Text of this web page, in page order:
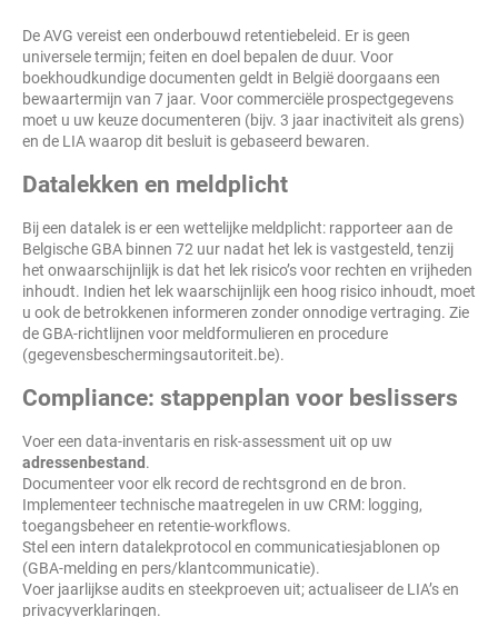
De AVG vereist een onderbouwd retentiebeleid. Er is geen
universele termijn; feiten en doel bepalen de duur. Voor
boekhoudkundige documenten geldt in België doorgaans een
bewaartermijn van 7 jaar. Voor commerciële prospectgegevens
moet u uw keuze documenteren (bijv. 3 jaar inactiviteit als grens)
en de LIA waarop dit besluit is gebaseerd bewaren.
Datalekken en meldplicht
Bij een datalek is er een wettelijke meldplicht: rapporteer aan de
Belgische GBA binnen 72 uur nadat het lek is vastgesteld, tenzij
het onwaarschijnlijk is dat het lek risico’s voor rechten en vrijheden
inhoudt. Indien het lek waarschijnlijk een hoog risico inhoudt, moet
u ook de betrokkenen informeren zonder onnodige vertraging. Zie
de GBA-richtlijnen voor meldformulieren en procedure
(gegevensbeschermingsautoriteit.be).
Compliance: stappenplan voor beslissers
Voer een data-inventaris en risk-assessment uit op uw
adressenbestand.
Documenteer voor elk record de rechtsgrond en de bron.
Implementeer technische maatregelen in uw CRM: logging,
toegangsbeheer en retentie-workflows.
Stel een intern datalekprotocol en communicatiesjablonen op
(GBA-melding en pers/klantcommunicatie).
Voer jaarlijkse audits en steekproeven uit; actualiseer de LIA’s en
privacyverklaringen.